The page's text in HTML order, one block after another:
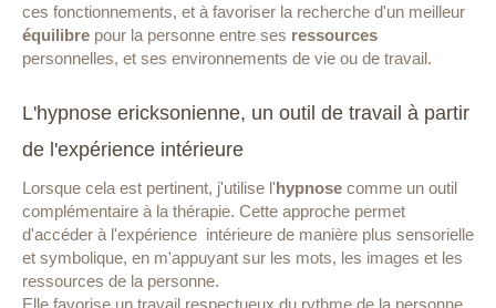
ces fonctionnements, et à favoriser la recherche d'un meilleur
équilibre pour la personne entre ses ressources
personnelles, et ses environnements de vie ou de travail.
L'hypnose ericksonienne, un outil de travail à partir
de l'expérience intérieure
Lorsque cela est pertinent, j'utilise l'hypnose comme un outil
complémentaire à la thérapie. Cette approche permet
d'accéder à l'expérience intérieure de manière plus sensorielle
et symbolique, en m'appuyant sur les mots, les images et les
ressources de la personne.
Elle favorise un travail respectueux du rythme de la personne